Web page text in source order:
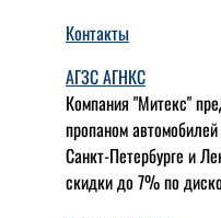
Контакты
АГЗС АГНКС
Компания "Митекс"
пропаном
Санкт-Петербурге и
скидки до 7% по